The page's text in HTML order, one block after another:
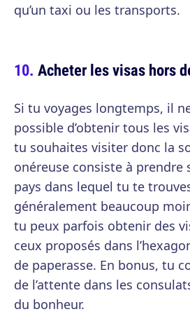
qu’un taxi ou les transports.
Acheter les visas hors
Si tu voyages longtemps, il
possible d’obtenir tous les
tu souhaites visiter donc la
onéreuse consiste à prendre
pays dans lequel tu te
généralement beaucoup
tu peux parfois obtenir des
ceux proposés dans
de paperasse. En bonus, tu
de l’attente dans les
du bonheur.